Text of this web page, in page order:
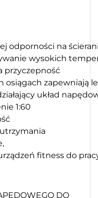
odporności na
wysokich
przyczepność
osiągach zapewniają
układ
1:60
fitness do
DO